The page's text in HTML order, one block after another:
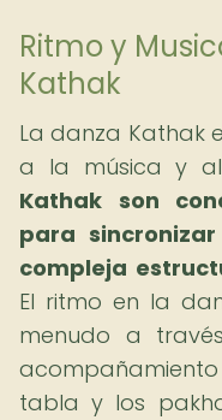
Ritmo y
Kathak
La danza Kathak
a la música y
Kathak son
para
compleja
El ritmo en la
menudo a
tabla y los